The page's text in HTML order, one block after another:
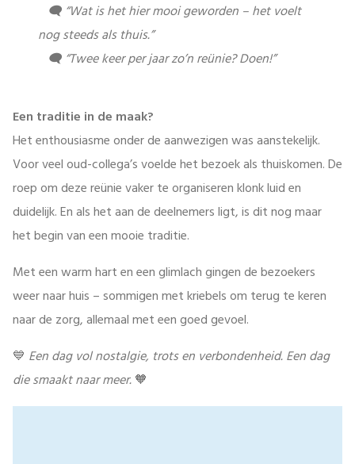
🗨️ “Wat is het hier mooi geworden – het voelt
nog steeds als thuis.”
🗨️ “Twee keer per jaar zo’n reünie? Doen!”
Een traditie in de maak?
Het enthousiasme onder de aanwezigen was aanstekelijk.
Voor veel oud-collega’s voelde het bezoek als thuiskomen. De
roep om deze reünie vaker te organiseren klonk luid en
duidelijk. En als het aan de deelnemers ligt, is dit nog maar
het begin van een mooie traditie.
Met een warm hart en een glimlach gingen de bezoekers
weer naar huis – sommigen met kriebels om terug te keren
naar de zorg, allemaal met een goed gevoel.
💙 Een dag vol nostalgie, trots en verbondenheid. Een dag
die smaakt naar meer.🧡